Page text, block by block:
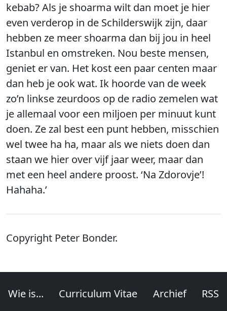
kebab? Als je shoarma wilt dan moet je hier
even verderop in de Schilderswijk zijn, daar
hebben ze meer shoarma dan bij jou in heel
Istanbul en omstreken. Nou beste mensen,
geniet er van. Het kost een paar centen maar
dan heb je ook wat. Ik hoorde van de week
zo’n linkse zeurdoos op de radio zemelen wat
je allemaal voor een miljoen per minuut kunt
doen. Ze zal best een punt hebben, misschien
wel twee ha ha, maar als we niets doen dan
staan we hier over vijf jaar weer, maar dan
met een heel andere proost. ‘Na Zdorovje’!
Hahaha.’
Copyright Peter Bonder.
Wie is... Curriculum Vitae Archief RSS